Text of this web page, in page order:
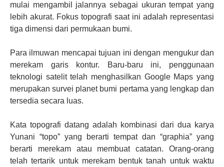
mulai mengambil jalannya sebagai ukuran tempat yang
lebih akurat. Fokus topografi saat ini adalah representasi
tiga dimensi dari permukaan bumi.
Para ilmuwan mencapai tujuan ini dengan mengukur dan
merekam garis kontur. Baru-baru ini, penggunaan
teknologi satelit telah menghasilkan Google Maps yang
merupakan survei planet bumi pertama yang lengkap dan
tersedia secara luas.
Kata topografi datang adalah kombinasi dari dua karya
Yunani “topo” yang berarti tempat dan “graphia” yang
berarti merekam atau membuat catatan. Orang-orang
telah tertarik untuk merekam bentuk tanah untuk waktu